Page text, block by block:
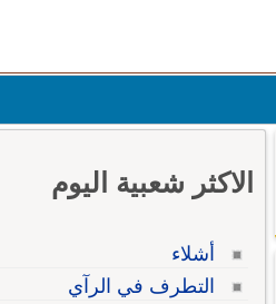
الاكثر شعبية اليوم
أشلاء
التطرف في الرآي